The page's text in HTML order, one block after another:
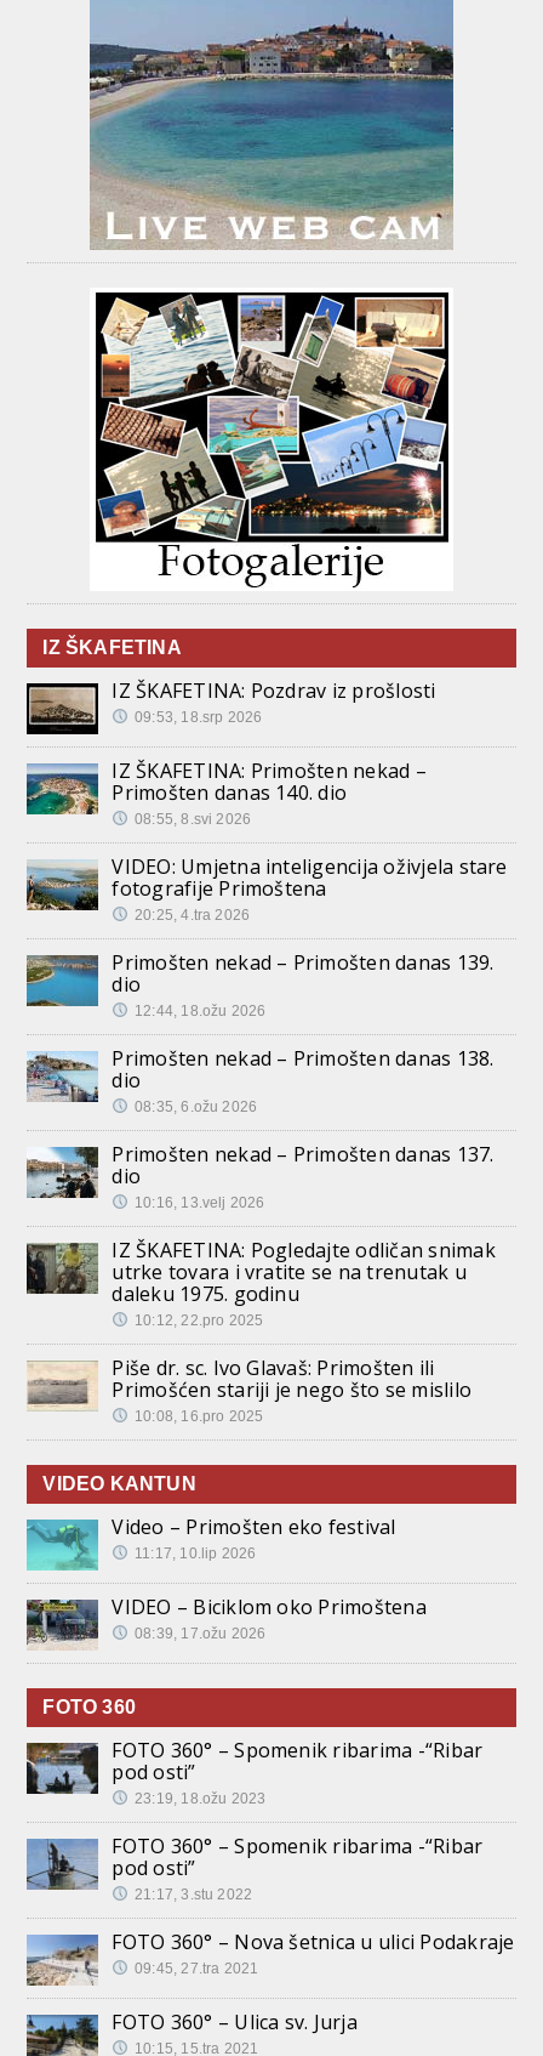
IZ ŠKAFETINA
IZ ŠKAFETINA: Pozdrav iz prošlosti
09:53, 18.srp 2026
IZ ŠKAFETINA: Primošten nekad –
Primošten danas 140. dio
08:55, 8.svi 2026
VIDEO: Umjetna inteligencija oživjela stare
fotografije Primoštena
20:25, 4.tra 2026
Primošten nekad – Primošten danas 139.
dio
12:44, 18.ožu 2026
Primošten nekad – Primošten danas 138.
dio
08:35, 6.ožu 2026
Primošten nekad – Primošten danas 137.
dio
10:16, 13.velj 2026
IZ ŠKAFETINA: Pogledajte odličan snimak
utrke tovara i vratite se na trenutak u
daleku 1975. godinu
10:12, 22.pro 2025
Piše dr. sc. Ivo Glavaš: Primošten ili
Primošćen stariji je nego što se mislilo
10:08, 16.pro 2025
VIDEO KANTUN
Video – Primošten eko festival
11:17, 10.lip 2026
VIDEO – Biciklom oko Primoštena
08:39, 17.ožu 2026
FOTO 360
FOTO 360° – Spomenik ribarima -“Ribar
pod osti”
23:19, 18.ožu 2023
FOTO 360° – Spomenik ribarima -“Ribar
pod osti”
21:17, 3.stu 2022
FOTO 360° – Nova šetnica u ulici Podakraje
09:45, 27.tra 2021
FOTO 360° – Ulica sv. Jurja
10:15, 15.tra 2021